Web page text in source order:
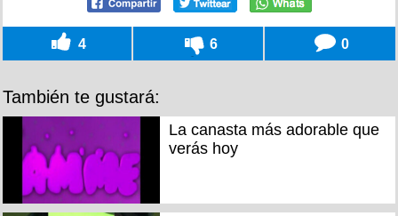
4 6 0
También te gustará:
La canasta más adorable que
verás hoy